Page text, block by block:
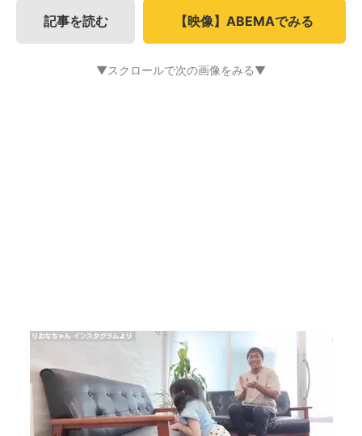
記事を読む 【映像】ABEMAでみる
▼スクロールで次の画像をみる▼